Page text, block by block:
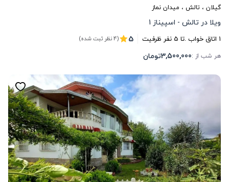
گیلان ، تالش ، میدان نماز
ویلا در تالش - اسپیناز 1
1 اتاق خواب .تا 5نفر ظرفیت 5 (4 نظر ثبت شده)
هر شب از :3,500,000تومان